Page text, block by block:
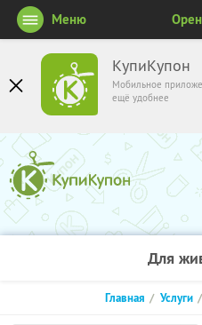
КупиКупон
Мобильное
ещё удобнее
Меню
Для
Главная Услуги